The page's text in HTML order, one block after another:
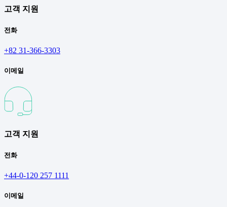
고객 지원
전화
+82 31-366-3303
이메일
고객 지원
전화
+44-0-120 257 1111
이메일